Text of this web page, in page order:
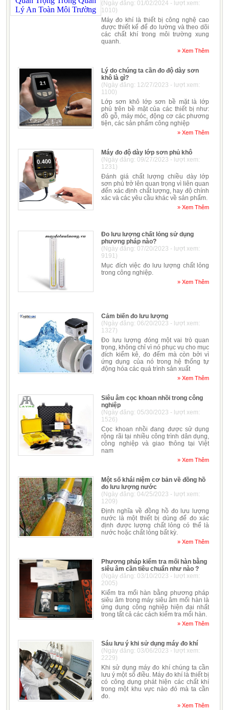
(Ngày đăng: 01/02/2024 - lượt xem:
1010)
Máy đo khí là thiết bị công nghệ cao
được thiết kế để đo lường và theo dõi
các chất khí trong môi trường xung
quanh.
» Xem Thêm
Lý do chúng ta cần đo độ dày sơn
khô là gì?
(Ngày đăng: 12/27/2023 - lượt xem:
1100)
Lớp sơn khô lớp sơn bề mặt là lớp
phủ trên bề mặt của các thiết bị như:
đồ gỗ, máy móc, động cơ các phương
tiện, các sản phẩm công nghiệp
» Xem Thêm
Máy đo độ dày lớp sơn phủ khô
(Ngày đăng: 09/27/2023 - lượt xem:
1231)
Đánh giá chất lượng chiều dày lớp
sơn phủ trở lên quan trọng vì liên quan
đến xác định chất lượng, hay độ chính
xác và các yêu cầu khác về sản phẩm.
» Xem Thêm
Đo lưu lượng chất lỏng sử dụng
phương pháp nào?
(Ngày đăng: 07/20/2023 - lượt xem:
9191)
Mục đích việc đo lưu lượng chất lỏng
trong công nghiệp.
» Xem Thêm
Cảm biến đo lưu lượng
(Ngày đăng: 06/20/2023 - lượt xem:
1327)
Đo lưu lượng đóng một vai trò quan
trọng, không chỉ vì nó phục vụ cho mục
đích kiểm kê, đo đếm mà còn bởi vì
ứng dụng của nó trong hệ thống tự
động hóa các quá trình sản xuất
» Xem Thêm
Siêu âm cọc khoan nhồi trong công
nghiệp
(Ngày đăng: 05/30/2023 - lượt xem:
1526)
Cọc khoan nhồi đang được sử dụng
rộng rãi tại nhiều công trình dân dụng,
công nghiệp và giao thông tại Việt
nam
» Xem Thêm
Một số khái niệm cơ bản về đồng hồ
đo lưu lượng nước
(Ngày đăng: 04/25/2023 - lượt xem:
1209)
Định nghĩa về đồng hồ đo lưu lượng
nước là một thiết bị dùng để đo xác
định được lượng chất lỏng có thể là
nước hoặc chất lỏng bất kỳ.
» Xem Thêm
Phương pháp kiểm tra mối hàn bằng
siêu âm cần tiêu chuẩn như nào ?
(Ngày đăng: 03/10/2023 - lượt xem:
2005)
Kiểm tra mối hàn bằng phương pháp
siêu âm trong máy siêu âm mối hàn là
ứng dụng công nghiệp hiện đại nhất
trong tất cả các cách kiểm tra mối hàn.
» Xem Thêm
Sáu lưu ý khi sử dụng máy đo khí
(Ngày đăng: 03/06/2023 - lượt xem:
2229)
Khi sử dụng máy đo khí chúng ta cần
lưu ý một số điều. Máy đo khí là thiết bị
có công dụng phát hiện các chất khí
trong một khu vực nào đó mà ta cần
đo.
» Xem Thêm